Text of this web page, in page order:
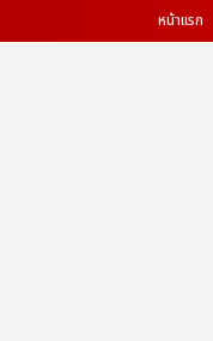
หน้าแรก